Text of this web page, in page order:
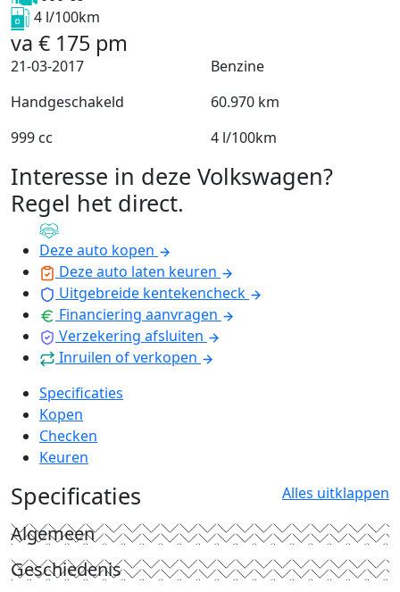
4 l/100km
va € 175 pm
21-03-2017
Benzine
Handgeschakeld
60.970 km
999 cc
4 l/100km
Interesse in deze Volkswagen?
Regel het direct.
Deze auto kopen
Deze auto laten keuren
Uitgebreide kentekencheck
Financiering aanvragen
Verzekering afsluiten
Inruilen of verkopen
Specificaties
Kopen
Checken
Keuren
Specificaties Alles uitklappen
Algemeen
Geschiedenis